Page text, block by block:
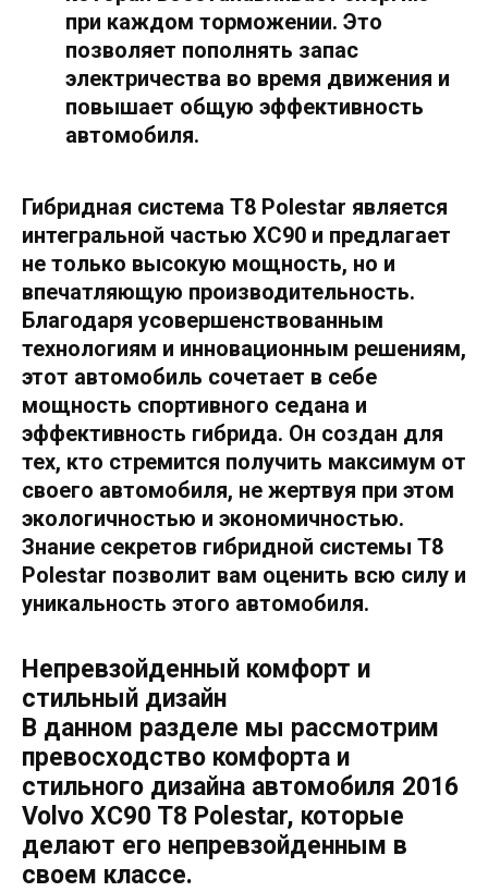
при каждом торможении. Это
позволяет пополнять запас
электричества во время движения и
повышает общую эффективность
автомобиля.
Гибридная система T8 Polestar является
интегральной частью XC90 и предлагает
не только высокую мощность, но и
впечатляющую производительность.
Благодаря усовершенствованным
технологиям и инновационным решениям,
этот автомобиль сочетает в себе
мощность спортивного седана и
эффективность гибрида. Он создан для
тех, кто стремится получить максимум от
своего автомобиля, не жертвуя при этом
экологичностью и экономичностью.
Знание секретов гибридной системы T8
Polestar позволит вам оценить всю силу и
уникальность этого автомобиля.
Непревзойденный комфорт и
стильный дизайн
В данном разделе мы рассмотрим
превосходство комфорта и
стильного дизайна автомобиля 2016
Volvo XC90 T8 Polestar, которые
делают его непревзойденным в
своем классе.